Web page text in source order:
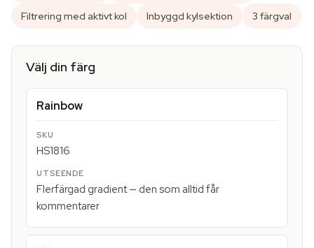
Filtrering med aktivt kol
Inbyggd kylsektion 3 färgval
Välj din färg
Rainbow
HS1816
Flerfärgad gradient — den som alltid får
kommentarer